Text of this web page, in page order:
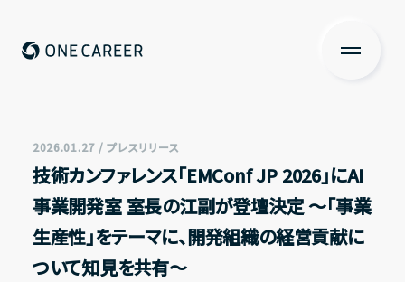
ONE CAREER
私たちについて
Services
サービス
News
2026.01.27 / プレスリリース
技術カンファレンス「EMConf JP 2026」にAI
事業開発室 室長の江副が登壇決定 〜「事業
生産性」をテーマに、開発組織の経営貢献に
ついて知見を共有〜